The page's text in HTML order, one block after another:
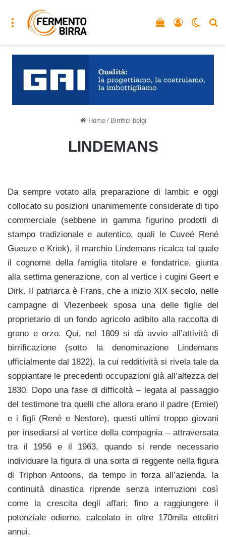
Menu Accedi
Vedi il carrello
Home / Birrifici belgi
LINDEMANS
Da sempre votato alla preparazione di lambic e oggi
collocato su posizioni unanimemente considerate di tipo
commerciale (sebbene in gamma figurino prodotti di
stampo tradizionale e autentico, quali le Cuveé René
Gueuze e Kriek), il marchio Lindemans ricalca tal quale
il cognome della famiglia titolare e fondatrice, giunta
alla settima generazione, con al vertice i cugini Geert e
Dirk. Il patriarca è Frans, che a inizio XIX secolo, nelle
campagne di Vlezenbeek sposa una delle figlie del
proprietario di un fondo agricolo adibito alla raccolta di
grano e orzo. Qui, nel 1809 si dà avvio all’attività di
birrificazione (sotto la denominazione Lindemans
ufficialmente dal 1822), la cui redditività si rivela tale da
soppiantare le precedenti occupazioni già all’altezza del
1830. Dopo una fase di difficoltà – legata al passaggio
del testimone tra quelli che allora erano il padre (Emiel)
e i figli (René e Nestore), questi ultimi troppo giovani
per insediarsi al vertice della compagnia – attraversata
tra il 1956 e il 1963, quando si rende necessario
individuare la figura di una sorta di reggente nella figura
di Triphon Antoons, da tempo in forza all’azienda, la
continuità dinastica riprende senza interruzioni così
come la crescita degli affari; fino a raggiungere il
potenziale odierno, calcolato in oltre 170mila ettolitri
annui.